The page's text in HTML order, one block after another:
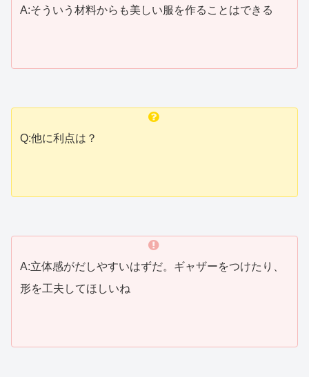
A:そういう材料からも美しい服を作ることはできる
Q:他に利点は？
A:立体感がだしやすいはずだ。ギャザーをつけたり、
形を工夫してほしいね